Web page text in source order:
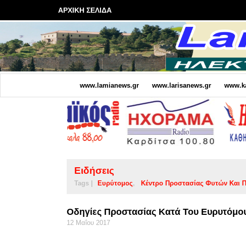
ΑΡΧΙΚΗ ΣΕΛΙΔΑ
www.lamianews.gr www.larisanews.gr
Ειδήσεις
Tags | Ευρύτομος Κέντρο Προστασίας Φυτών Και
Οδηγίες Προστασίας Κατά Του
12 Μαΐου 2017